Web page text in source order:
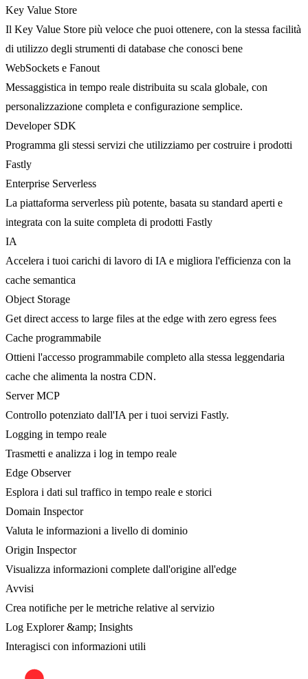
Key Value Store
Il Key Value Store più veloce che puoi ottenere, con la stessa facilità
di utilizzo degli strumenti di database che conosci bene
WebSockets e Fanout
Messaggistica in tempo reale distribuita su scala globale, con
personalizzazione completa e configurazione semplice.
Developer SDK
Programma gli stessi servizi che utilizziamo per costruire i prodotti
Fastly
Enterprise Serverless
La piattaforma serverless più potente, basata su standard aperti e
integrata con la suite completa di prodotti Fastly
IA
Accelera i tuoi carichi di lavoro di IA e migliora l'efficienza con la
cache semantica
Object Storage
Get direct access to large files at the edge with zero egress fees
Cache programmabile
Ottieni l'accesso programmabile completo alla stessa leggendaria
cache che alimenta la nostra CDN.
Server MCP
Controllo potenziato dall'IA per i tuoi servizi Fastly.
Logging in tempo reale
Trasmetti e analizza i log in tempo reale
Edge Observer
Esplora i dati sul traffico in tempo reale e storici
Domain Inspector
Valuta le informazioni a livello di dominio
Origin Inspector
Visualizza informazioni complete dall'origine all'edge
Avvisi
Crea notifiche per le metriche relative al servizio
Log Explorer &amp; Insights
Interagisci con informazioni utili